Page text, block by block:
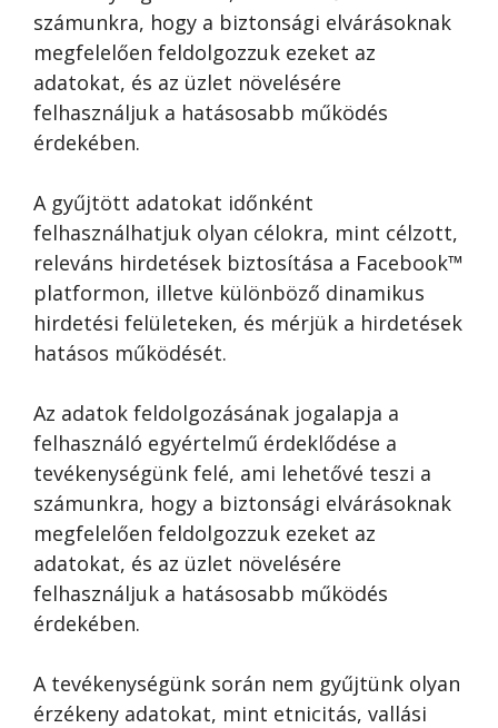
számunkra, hogy a biztonsági elvárásoknak
megfelelően feldolgozzuk ezeket az
adatokat, és az üzlet növelésére
felhasználjuk a hatásosabb működés
érdekében.
A gyűjtött adatokat időnként
felhasználhatjuk olyan célokra, mint célzott,
releváns hirdetések biztosítása a Facebook™
platformon, illetve különböző dinamikus
hirdetési felületeken, és mérjük a hirdetések
hatásos működését.
Az adatok feldolgozásának jogalapja a
felhasználó egyértelmű érdeklődése a
tevékenységünk felé, ami lehetővé teszi a
számunkra, hogy a biztonsági elvárásoknak
megfelelően feldolgozzuk ezeket az
adatokat, és az üzlet növelésére
felhasználjuk a hatásosabb működés
érdekében.
A tevékenységünk során nem gyűjtünk olyan
érzékeny adatokat, mint etnicitás, vallási